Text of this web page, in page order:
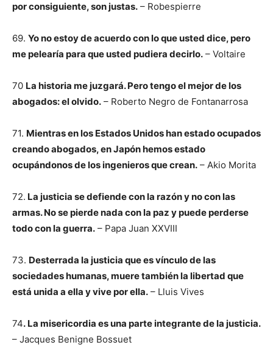
por consiguiente, son justas. – Robespierre
69. Yo no estoy de acuerdo con lo que usted dice, pero
me pelearía para que usted pudiera decirlo. – Voltaire
70 La historia me juzgará. Pero tengo el mejor de los
abogados: el olvido. – Roberto Negro de Fontanarrosa
71. Mientras en los Estados Unidos han estado ocupados
creando abogados, en Japón hemos estado
ocupándonos de los ingenieros que crean. – Akio Morita
72. La justicia se defiende con la razón y no con las
armas. No se pierde nada con la paz y puede perderse
todo con la guerra. – Papa Juan XXVIII
73. Desterrada la justicia que es vínculo de las
sociedades humanas, muere también la libertad que
está unida a ella y vive por ella. – Lluis Vives
74. La misericordia es una parte integrante de la justicia.
– Jacques Benigne Bossuet